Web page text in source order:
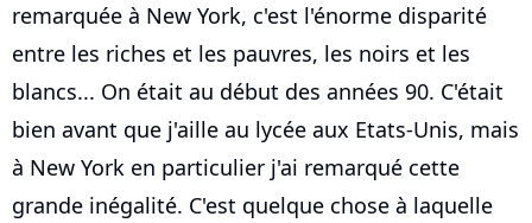
remarquée à New York, c'est l'énorme disparité
entre les riches et les pauvres, les noirs et les
blancs... On était au début des années 90. C'était
bien avant que j'aille au lycée aux Etats-Unis, mais
à New York en particulier j'ai remarqué cette
grande inégalité. C'est quelque chose à laquelle